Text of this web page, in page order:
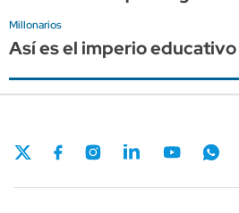
Millonarios
Así es el imperio